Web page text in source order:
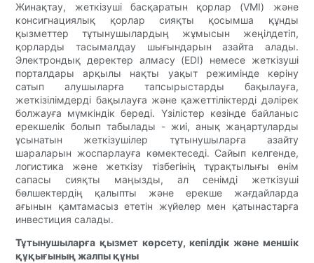
Жинақтау, жеткізуші басқаратын қорлар (VMI) және
консигнациялық қорлар сияқты қосымша құнды
қызметтер тұтынушылардың жұмысын жеңілдетіп,
қорларды тасымалдау шығындарын азайта алады.
Электрондық деректер алмасу (EDI) немесе жеткізуші
порталдары арқылы нақты уақыт режимінде көріну
сатып алушыларға тапсырыстарды бақылауға,
жеткізілімдерді бақылауға және қажеттіліктерді дәлірек
болжауға мүмкіндік береді. Үзілістер кезінде байланыс
ерекшелік болып табылады - жиі, анық жаңартуларды
ұсынатын жеткізушілер тұтынушыларға азайту
шараларын жоспарлауға көмектеседі. Сайып келгенде,
логистика және жеткізу тізбегінің тұрақтылығы өнім
сапасы сияқты маңызды, ал сенімді жеткізуші
бөлшектердің қалыпты және ерекше жағдайларда
ағынын қамтамасыз ететін жүйелер мен қатынастарға
инвестиция салады.
Тұтынушыларға қызмет көрсету, кепілдік және меншік
құқығының жалпы құны